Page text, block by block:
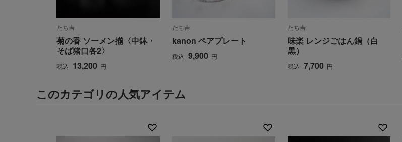
たち吉
菊の香 ソーメン揃〈中鉢・
そば猪口各2〉
税込 13,200 円
たち吉
kanon ペアプレート
税込 9,900 円
たち吉
味楽 レンジごはん鍋（白
黒）
税込 7,700 円
このカテゴリの人気アイテム